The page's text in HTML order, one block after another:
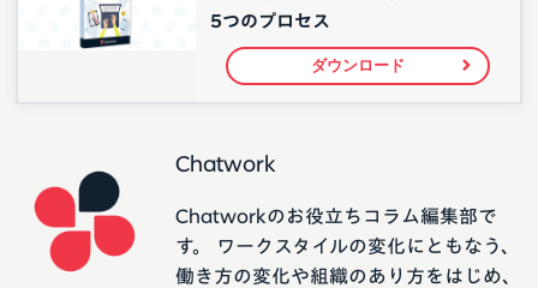
5つのプロセス
ダウンロード
Chatwork
Chatworkのお役立ちコラム編集部で
す。 ワークスタイルの変化にともなう、
働き方の変化や組織のあり方をはじめ、